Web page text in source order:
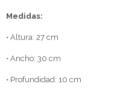
Medidas:
• Altura: 27 cm
• Ancho: 30 cm
• Profundidad: 10 cm